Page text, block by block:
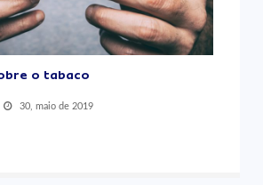
o tabaco
30, maio de 2019